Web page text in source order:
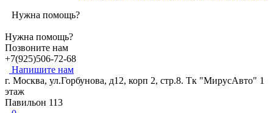
Нужна помощь?
Нужна помощь?
Позвоните нам
+7(925)506-72-68
Напишите нам
г. Москва, ул.Горбунова, д12, корп 2, стр.8. Тк "МирусАвто" 1
этаж
Павильон 113